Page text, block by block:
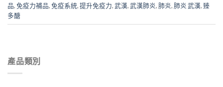
品,免疫力補品,免疫系統,提升免疫力,武漢,武漢肺炎, 肺炎, 肺炎 武漢,臻
多醣
產品類別